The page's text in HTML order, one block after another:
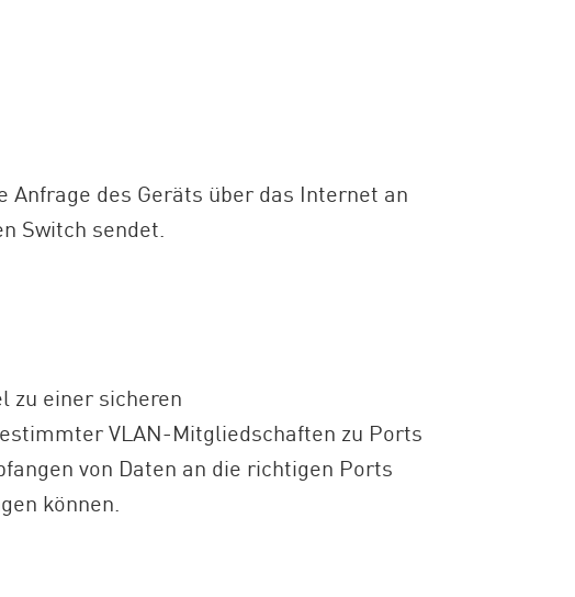
Anfrage des Geräts über das Internet an
Switch sendet.
zu einer sicheren
VLAN-Mitgliedschaften zu Ports
von Daten an die richtigen Ports
können.